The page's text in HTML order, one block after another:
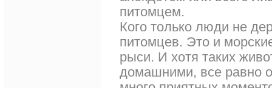
питомцем.
Кого только люди не
питомцев. Это и
рыси. И хотя таких
домашними, все равно